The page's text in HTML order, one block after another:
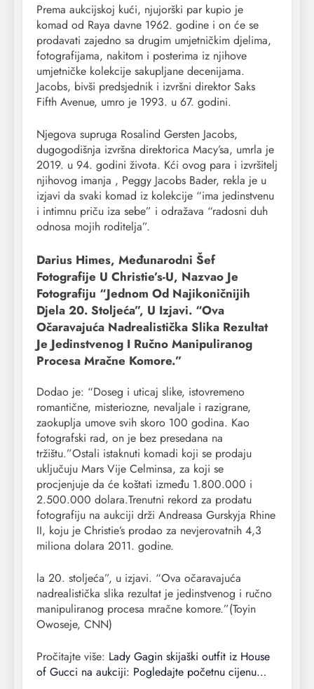
Prema aukcijskoj kući, njujorški par kupio je
komad od Raya davne 1962. godine i on će se
prodavati zajedno sa drugim umjetničkim djelima,
fotografijama, nakitom i posterima iz njihove
umjetničke kolekcije sakupljane decenijama.
Jacobs, bivši predsjednik i izvršni direktor Saks
Fifth Avenue, umro je 1993. u 67. godini.
Njegova supruga Rosalind Gersten Jacobs,
dugogodišnja izvršna direktorica Macy’sa, umrla je
2019. u 94. godini života. Kći ovog para i izvršitelj
njihovog imanja , Peggy Jacobs Bader, rekla je u
izjavi da svaki komad iz kolekcije “ima jedinstvenu
i intimnu priču iza sebe” i odražava “radosni duh
odnosa mojih roditelja”.
Darius Himes, Međunarodni Šef
Fotografije U Christie’s-U, Nazvao Je
Fotografiju “jednom Od Najikoničnijih
Djela 20. Stoljeća”, U Izjavi. “Ova
Očaravajuća Nadrealistička Slika Rezultat
Je Jedinstvenog I Ručno Manipuliranog
Procesa Mračne Komore.”
Dodao je: “Doseg i uticaj slike, istovremeno
romantične, misteriozne, nevaljale i razigrane,
zaokuplja umove svih skoro 100 godina. Kao
fotografski rad, on je bez presedana na
tržištu.”Ostali istaknuti komadi koji se prodaju
uključuju Mars Vije Celminsa, za koji se
procjenjuje da će koštati između 1.800.000 i
2.500.000 dolara.Trenutni rekord za prodatu
fotografiju na aukciji drži Andreasa Gurskyja Rhine
II, koju je Christie’s prodao za nevjerovatnih 4,3
miliona dolara 2011. godine.
la 20. stoljeća”, u izjavi. “Ova očaravajuća
nadrealistička slika rezultat je jedinstvenog i ručno
manipuliranog procesa mračne komore.”(Toyin
Owoseje, CNN)
Pročitajte više: Lady Gagin skijaški outfit iz House
of Gucci na aukciji: Pogledajte početnu cijenu…